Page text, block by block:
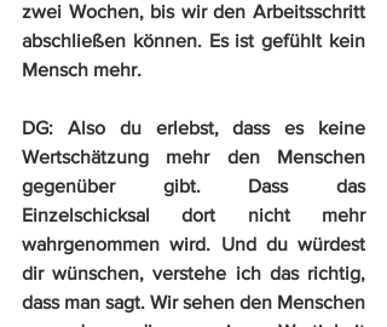
zwei Wochen, bis wir den Arbeitsschritt
abschließen können. Es ist gefühlt kein
Mensch mehr.
DG: Also du erlebst, dass es keine
Wertschätzung mehr den Menschen
gegenüber gibt. Dass das
Einzelschicksal dort nicht mehr
wahrgenommen wird. Und du würdest
dir wünschen, verstehe ich das richtig,
dass man sagt. Wir sehen den Menschen